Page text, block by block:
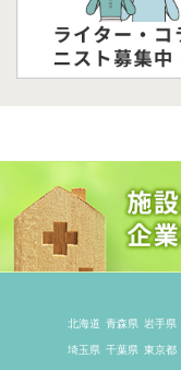
北海道 青森県 岩手県
埼玉県 千葉県 東京都